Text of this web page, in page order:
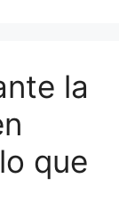
la
que